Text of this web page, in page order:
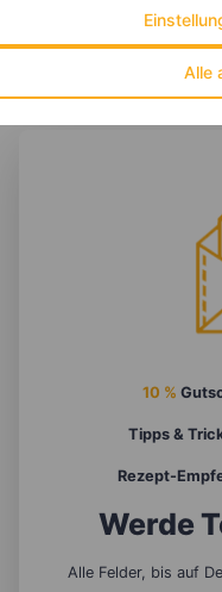
Alle
10 %
Tipps &
Rezept-
Werde
Alle Felder, bis auf